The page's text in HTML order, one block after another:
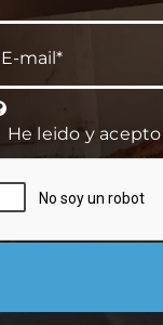
He leido y